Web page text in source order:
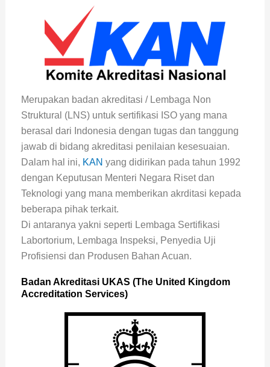
Merupakan badan akreditasi / Lembaga Non
Struktural (LNS) untuk sertifikasi ISO yang mana
berasal dari Indonesia dengan tugas dan tanggung
jawab di bidang akreditasi penilaian kesesuaian.
Dalam hal ini, KAN yang didirikan pada tahun 1992
dengan Keputusan Menteri Negara Riset dan
Teknologi yang mana memberikan akrditasi kepada
beberapa pihak terkait.
Di antaranya yakni seperti Lembaga Sertifikasi
Labortorium, Lembaga Inspeksi, Penyedia Uji
Profisiensi dan Produsen Bahan Acuan.
Badan Akreditasi UKAS (The United Kingdom
Accreditation Services)